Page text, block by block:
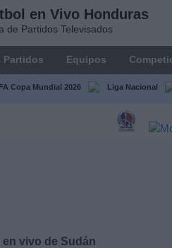
en Vivo Honduras
de Partidos Televisados
Partidos Equipos
Copa Mundial 2026 Liga Nacional
en vivo de Sudán